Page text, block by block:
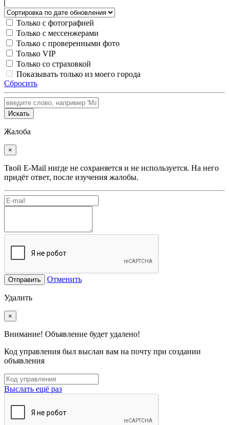
Только с фотографией
Только с мессенжерами
Только с проверенными фото
Только VIP
Только со страховкой
Показывать только из моего города
Сбросить
Искать
Жалоба
×
Твой E-Mail нигде не сохраняется и не используется. На него
придёт ответ, после изучения жалобы.
Отправить Отменить
Удалить
×
Внимание! Объявление будет удалено!
Код управления был выслан вам на почту при создании
объявления
Выслать ещё раз